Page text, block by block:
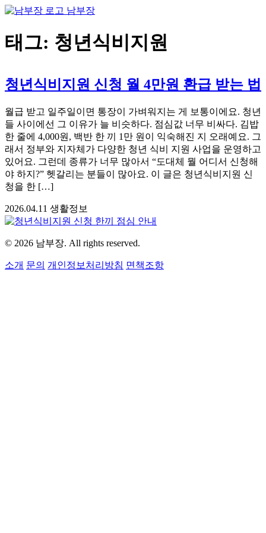
남부장
태그: 청년식비지원
청년식비지원 신청 월 4만원 환급 받는 법
월급 받고 일주일이면 통장이 가벼워지는 게 보통이에요. 청년
들 사이에선 그 이유가 늘 비슷하다. 점심값 너무 비싸다. 김밥
한 줄에 4,000원, 백반 한 끼 1만 원이 익숙해진 지 오래예요. 그
래서 정부와 지자체가 다양한 청년 식비 지원 사업을 운영하고
있어요. 그런데 종류가 너무 많아서 “도대체 뭘 어디서 신청해
야 하지?” 헷갈리는 분들이 많아요. 이 글은 청년식비지원 신
청을 한 […]
2026.04.11 생활정보
© 2026 남부장. All rights reserved.
소개 문의 개인정보처리방침 면책조항